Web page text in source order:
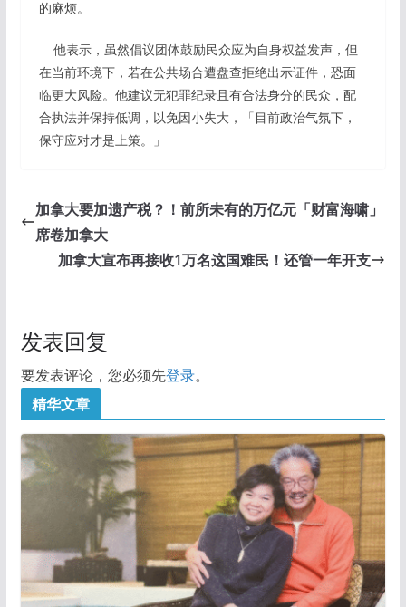
的麻烦。
他表示，虽然倡议团体鼓励民众应为自身权益发声，但
在当前环境下，若在公共场合遭盘查拒绝出示证件，恐面
临更大风险。他建议无犯罪纪录且有合法身分的民众，配
合执法并保持低调，以免因小失大，「目前政治气氛下，
保守应对才是上策。」
加拿大要加遗产税？！前所未有的万亿元「财富海啸」
席卷加拿大
加拿大宣布再接收1万名这国难民！还管一年开支
发表回复
要发表评论，您必须先登录。
精华文章